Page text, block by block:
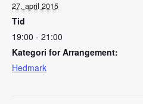
27. april 2015
Tid
19:00 - 21:00
Kategori for Arrangement:
Hedmark